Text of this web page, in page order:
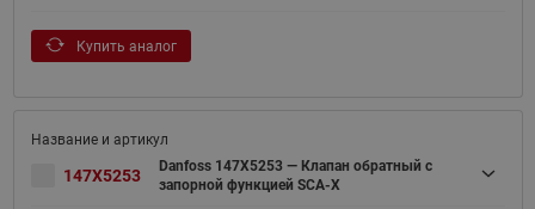
Купить аналог
147X5253
Danfoss 147X5253 — Клапан обратный с
запорной функцией SCA-X